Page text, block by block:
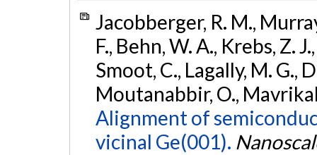
Jacobberger, R. M.,
F., Behn, W. A., Krebs, Z.
Smoot, C., Lagally, M. G.,
Moutanabbir, O.,
Alignment of
vicinal Ge(001).